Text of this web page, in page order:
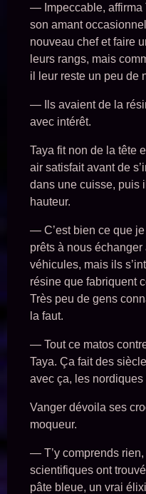
— Impeccable, affirma
son amant
nouveau chef et faire
leurs rangs, mais
il leur reste un peu de
— Ils avaient de la
avec intérêt.
Taya fit non de la tête
air satisfait avant de
dans une cuisse, puis
hauteur.
— C’est bien ce que
prêts à nous
véhicules, mais ils
résine que fabriquent
Très peu de gens
la faut.
— Tout ce matos
Taya. Ça fait des
avec ça, les
Vanger dévoila ses
moqueur.
— T’y comprends
scientifiques ont
pâte bleue, un vrai